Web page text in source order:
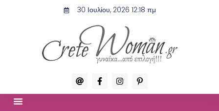
30 Ιουλίου, 2026 12:18 πμ
A
t
F
a
c
I
n
s
P
i
n